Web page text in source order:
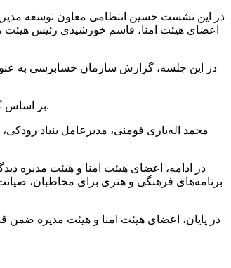
در این نشست حسین انتظامی معاون توسعه
اعضای هیئت امنا، قاسم خورشیدی رئیس هیئت
بر اساس گزارش ارائه‌شده از سوی حسابرس مستقل و بازرس قانونی، عملکرد مالی بنیاد رودکی در سال ۱۴۰۴ مطابق با استانداردهای حسابرسی، مطلوب ارزیابی شد.
در ادامه، اعضای هیئت امنا و هیئت مدیره
برنامه‌های فرهنگی و هنری برای مخاطبان،
در پایان، اعضای هیئت امنا و هیئت مدیره ضمن